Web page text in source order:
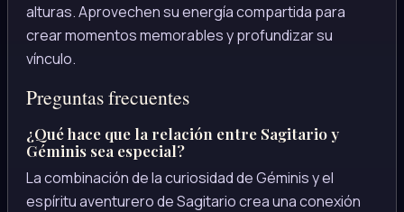
alturas. Aprovechen su energía compartida para
crear momentos memorables y profundizar su
vínculo.
Preguntas frecuentes
¿Qué hace que la relación entre Sagitario y
Géminis sea especial?
La combinación de la curiosidad de Géminis y el
espíritu aventurero de Sagitario crea una conexión